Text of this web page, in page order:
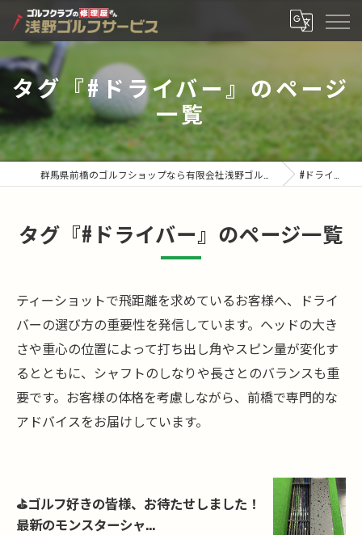
タグ『#ドライバー』のページ
一覧
#ドライバー
タグ『#ドライバー』のページ一覧
ティーショットで飛距離を求めているお客様へ、ドライ
バーの選び方の重要性を発信しています。ヘッドの大き
さや重心の位置によって打ち出し角やスピン量が変化す
るとともに、シャフトのしなりや長さとのバランスも重
要です。お客様の体格を考慮しながら、前橋で専門的な
アドバイスをお届けしています。
⛳️ゴルフ好きの皆様、お待たせしました！
最新のモンスターシャ...